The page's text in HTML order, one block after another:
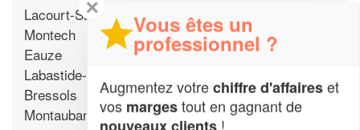
Lacourt-Saint-Pierre
Montech
Eauze
Labastide-Saint-Pierre
Bressols
Montauban
✕
Vous êtes un
professionnel ?
Augmentez votrechiffre d'affaireset
vos margestout en gagnant de
nouveaux clients !